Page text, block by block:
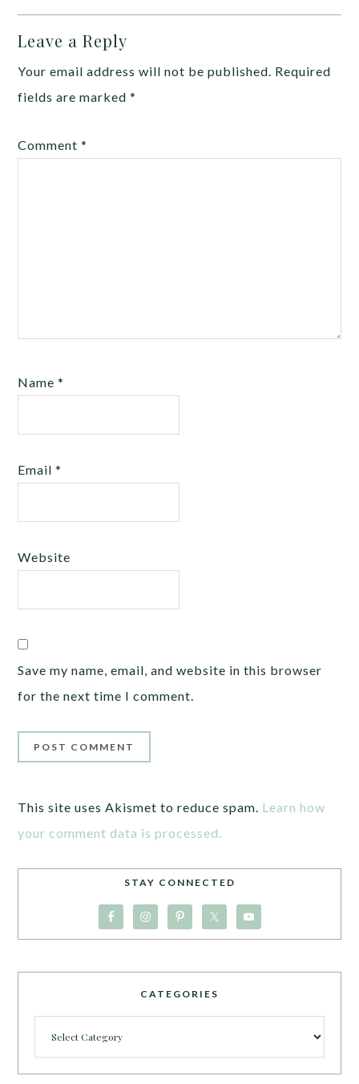
Leave a Reply
Your email address will not be published. Required
fields are marked*
Comment*
Name*
Email*
Website
Save my name, email, and website in this browser
for the next time I comment.
This site uses Akismet to reduce spam. Learn how
your comment data is processed.
STAY CONNECTED
CATEGORIES